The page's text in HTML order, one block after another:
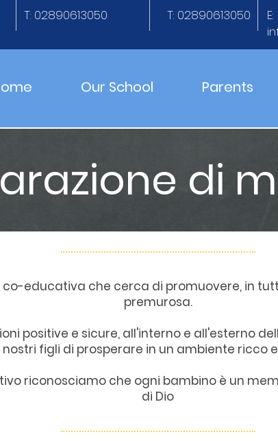
Our School Parents
T: 02890613050 T: 02890613050
E:
di
educativa che cerca di promuovere, in
premurosa.
positive e sicure, all'interno e all'esterno
nostri figli di prosperare in un ambiente ricco
riconosciamo che ogni bambino è un
di Dio